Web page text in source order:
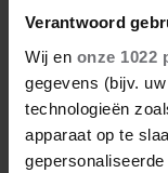
Verantwoord
Wij en onze 1022
gegevens (bijv.
technologieën
apparaat op te